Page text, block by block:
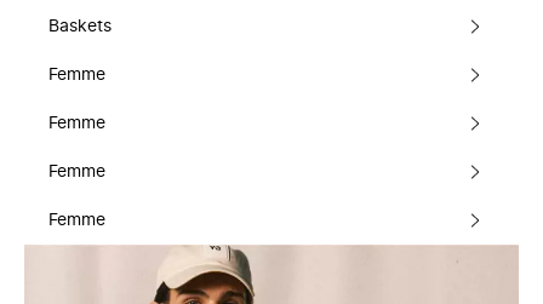
Baskets
Femme
Femme
Femme
Femme